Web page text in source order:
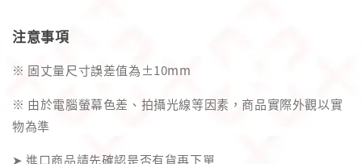
注意事項
※ 固丈量尺寸誤差值為±10mm
※ 由於電腦螢幕色差、拍攝光線等因素，商品實際外觀以實
物為準
➤ 進口商品請先確認是否有貨再下單